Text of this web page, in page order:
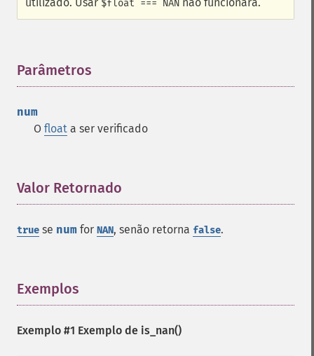
$float === NAN
Parâmetros
num
O float a ser verificado
Valor Retornado
true se num for NAN, senão retorna false.
Exemplos
Exemplo #1 Exemplo de is_nan()